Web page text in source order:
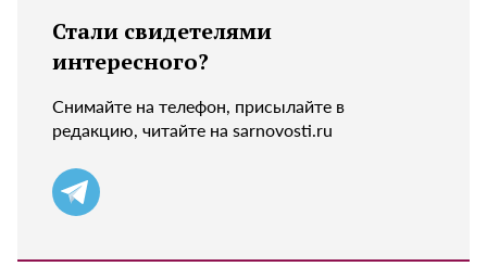
Стали свидетелями
интересного?
Снимайте на телефон, присылайте в
редакцию, читайте на sarnovosti.ru